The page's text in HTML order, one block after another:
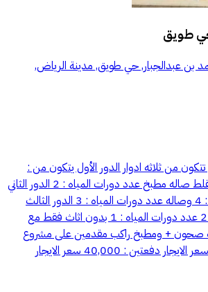
طويق
بن عبدالجبار, حي طويق, مدينة الرياض,
من ثلاثه ادوار الدور الأول يتكون من :
مدخل سياره مجلس مقلط صاله مطبخ عدد دورات المياه : 2 الدور الثاني
يتكون من : عدد الغرف : 4 وصاله عدد دورات المياه : 3 الدور الثالث
يتكون من : عدد الغرف 2 عدد دورات المياه : 1 بدون اثاث فقط مع
صحون + ومطبخ راكب مقدمين على مشروع
المياه الأن التعبئه وايت سعر الايجار دفعتين : 40,000 سعر الايجار